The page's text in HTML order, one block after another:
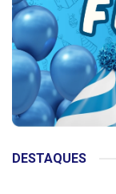
DESTAQUES